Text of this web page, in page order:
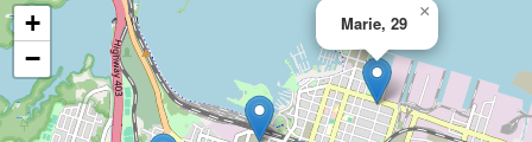
Marie, 29
×
+
−